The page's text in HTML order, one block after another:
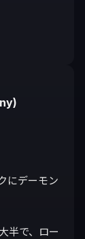
にデーモン
半で、ロー